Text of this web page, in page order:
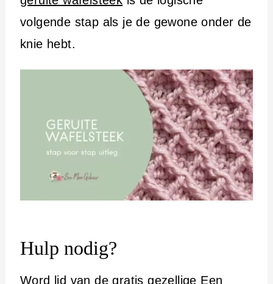
volgende stap als je de gewone onder de
knie hebt.
Hulp nodig?
Word lid vande gratis gezellige Een